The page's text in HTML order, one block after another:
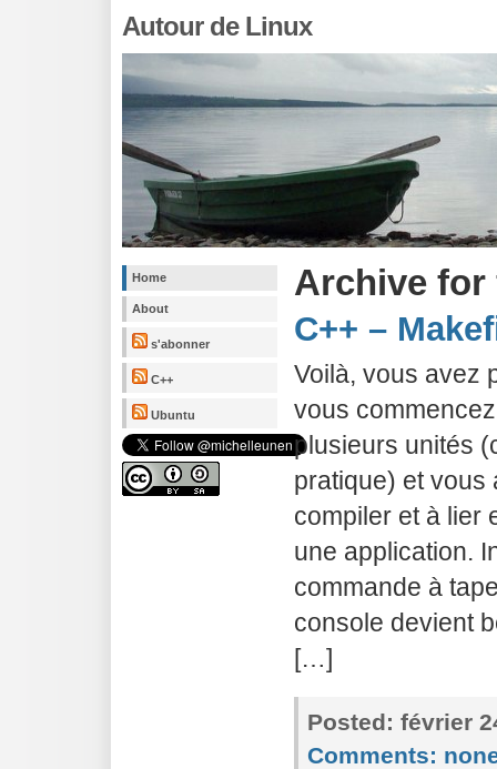
Autour de Linux
Home
About
s'abonner
C++
Ubuntu
Archive for
C++ –
Voilà, vous avez
vous
plusieurs unités
pratique) et vous
compiler et à lier
une application.
commande à
console devient
[…]
Posted: février
Comments: